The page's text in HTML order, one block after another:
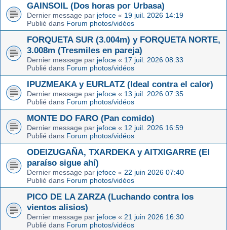
GAINSOIL (Dos horas por Urbasa)
Dernier message par jefoce « 19 juil. 2026 14:19
Publié dans Forum photos/vidéos
FORQUETA SUR (3.004m) y FORQUETA NORTE,
3.008m (Tresmiles en pareja)
Dernier message par jefoce « 17 juil. 2026 08:33
Publié dans Forum photos/vidéos
IPUZMEAKA y EURLATZ (Ideal contra el calor)
Dernier message par jefoce « 13 juil. 2026 07:35
Publié dans Forum photos/vidéos
MONTE DO FARO (Pan comido)
Dernier message par jefoce « 12 juil. 2026 16:59
Publié dans Forum photos/vidéos
ODEIZUGAÑA, TXARDEKA y AITXIGARRE (El
paraíso sigue ahí)
Dernier message par jefoce « 22 juin 2026 07:40
Publié dans Forum photos/vidéos
PICO DE LA ZARZA (Luchando contra los
vientos alisios)
Dernier message par jefoce « 21 juin 2026 16:30
Publié dans Forum photos/vidéos